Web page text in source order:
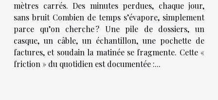
mètres carrés. Des minutes perdues, chaque jour,
sans bruit Combien de temps s’évapore, simplement
parce qu’on cherche ? Une pile de dossiers, un
casque, un câble, un échantillon, une pochette de
factures, et soudain la matinée se fragmente. Cette «
friction » du quotidien est documentée :...